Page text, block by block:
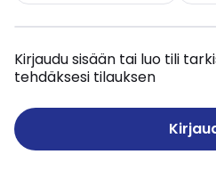
Kirjaudu sisään tai luo tili
tehdäksesi tilauksen